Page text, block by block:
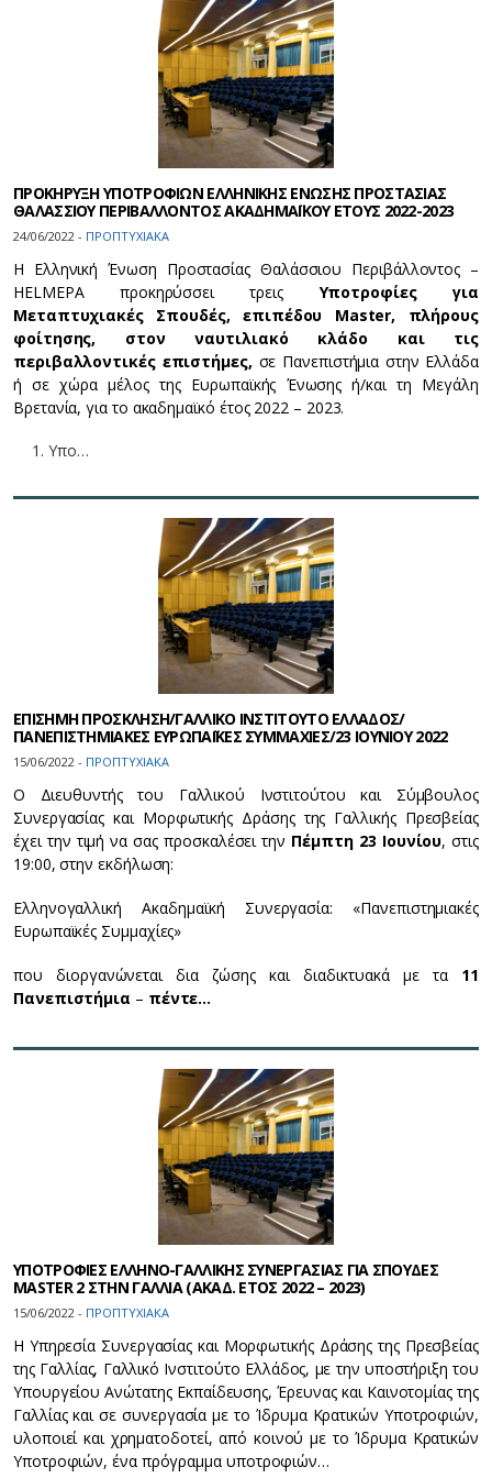
ΠΡΟΚΗΡΥΞΗ ΥΠΟΤΡΟΦΙΩΝ ΕΛΛΗΝΙΚΗΣ ΕΝΩΣΗΣ ΠΡΟΣΤΑΣΙΑΣ
ΘΑΛΑΣΣΙΟΥ ΠΕΡΙΒΑΛΛΟΝΤΟΣ ΑΚΑΔΗΜΑΪΚΟΥ ΕΤΟΥΣ 2022-2023
24/06/2022 - ΠΡΟΠΤΥΧΙΑΚΑ
Η Ελληνική Ένωση Προστασίας Θαλάσσιου Περιβάλλοντος –
HELMEPA προκηρύσσει τρεις Υποτροφίες για
Μεταπτυχιακές Σπουδές, επιπέδου Master, πλήρους
φοίτησης, στον ναυτιλιακό κλάδο και τις
περιβαλλοντικές επιστήμες, σε Πανεπιστήμια στην Ελλάδα
ή σε χώρα μέλος της Ευρωπαϊκής Ένωσης ή/και τη Μεγάλη
Βρετανία, για το ακαδημαϊκό έτος 2022 – 2023.
Υπο…
ΕΠΙΣΗΜΗ ΠΡΟΣΚΛΗΣΗ/ΓΑΛΛΙΚΟ ΙΝΣΤΙΤΟΥΤΟ ΕΛΛΑΔΟΣ/
ΠΑΝΕΠΙΣΤΗΜΙΑΚΕΣ ΕΥΡΩΠΑΪΚΕΣ ΣΥΜΜΑΧΙΕΣ/23 ΙΟΥΝΙΟΥ 2022
15/06/2022 - ΠΡΟΠΤΥΧΙΑΚΑ
Ο Διευθυντής του Γαλλικού Ινστιτούτου και Σύμβουλος
Συνεργασίας και Μορφωτικής Δράσης της Γαλλικής Πρεσβείας
έχει την τιμή να σας προσκαλέσει την Πέμπτη 23 Ιουνίου, στις
19:00, στην εκδήλωση:
Ελληνογαλλική Ακαδημαϊκή Συνεργασία: «Πανεπιστημιακές
Ευρωπαϊκές Συμμαχίες»
που διοργανώνεται δια ζώσης και διαδικτυακά με τα 11
Πανεπιστήμια – πέντε…
ΥΠΟΤΡΟΦΙΕΣ ΕΛΛΗΝΟ-ΓΑΛΛΙΚΗΣ ΣΥΝΕΡΓΑΣΙΑΣ ΓΙΑ ΣΠΟΥΔΕΣ
MASTER 2 ΣΤΗΝ ΓΑΛΛΙΑ (ΑΚΑΔ. ΕΤΟΣ 2022 – 2023)
15/06/2022 - ΠΡΟΠΤΥΧΙΑΚΑ
H Υπηρεσία Συνεργασίας και Μορφωτικής Δράσης της Πρεσβείας
της Γαλλίας, Γαλλικό Ινστιτούτο Ελλάδος, με την υποστήριξη του
Υπουργείου Ανώτατης Εκπαίδευσης, Έρευνας και Καινοτομίας της
Γαλλίας και σε συνεργασία με το Ίδρυμα Κρατικών Υποτροφιών,
υλοποιεί και χρηματοδοτεί, από κοινού με το Ίδρυμα Κρατικών
Υποτροφιών, ένα πρόγραμμα υποτροφιών…